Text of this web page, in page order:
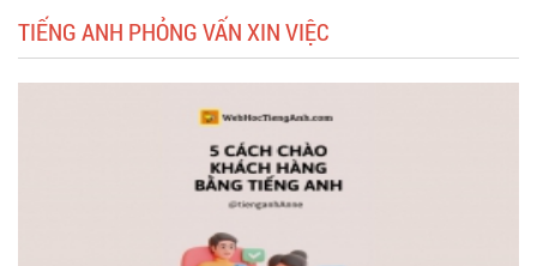
TIẾNG ANH PHỎNG VẤN XIN VIỆC